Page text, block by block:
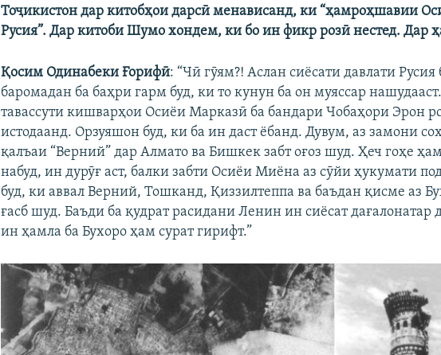
Тоҷикистон дар китобҳои дарсӣ менависанд, ки “ҳамроҳшавии
Русия”. Дар китоби Шумо хондем, ки бо ин фикр розӣ нестед. Дар
Қосим Одинабеки Ғорифӣ: “Чӣ гӯям?! Аслан сиёсати давлати Русия
баромадан ба баҳри гарм буд, ки то кунун ба он муяссар
тавассути кишварҳои Осиёи Марказӣ ба бандари Чобаҳори Эрон
истодаанд. Орзуяшон буд, ки ба ин даст ёбанд. Дувум, аз замони
қалъаи “Верний” дар Алмато ва Бишкек забт оғоз шуд. Ҳеч гоҳе
набуд, ин дурӯғ аст, балки забти Осиёи Миёна аз сӯйи ҳукумати
буд, ки аввал Верний, Тошканд, Қиззилтеппа ва баъдан қисме аз
ғасб шуд. Баъди ба қудрат расидани Ленин ин сиёсат дағалонатар
ин ҳамла ба Бухоро ҳам сурат гирифт.”